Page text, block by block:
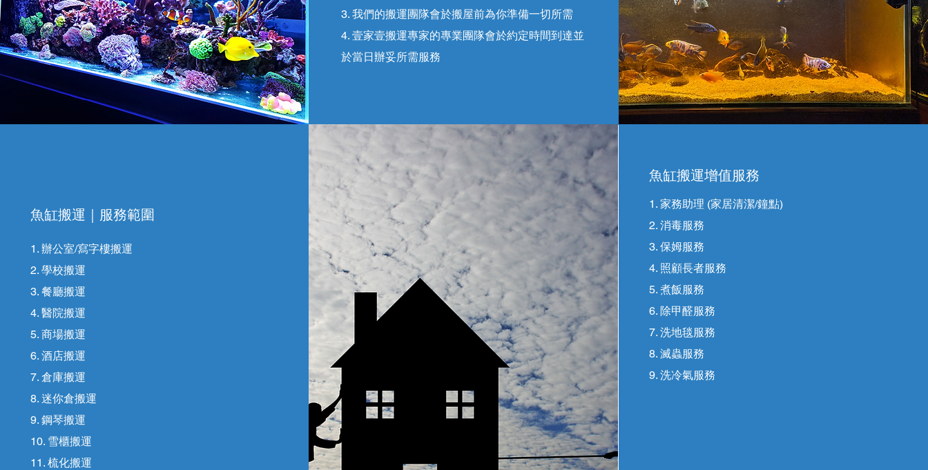
3. 我們的搬運團隊會於搬屋前為你準備一切所需
4. ​壹家壹搬運專家的專業團隊會於約定時間到達並
於當日辦妥所需服務
魚缸搬運｜ 服務範圍
1. 辦公室/寫字樓搬運
2. 學校搬運
3. 餐廳搬運
4. 醫院搬運
5. 商場搬運
6. 酒店搬運
7. 倉庫搬運
8. 迷你倉搬運
9. 鋼琴搬運
10. 雪櫃搬運
11. 梳化搬運
魚缸搬運增值服務
1. 家務助理 (家居清潔/鐘點)
2. 消毒服務
3. 保姆服務
4. 照顧長者服務
5. 煮飯服務
6. 除甲醛服務
7. 洗地毯服務
8. 滅蟲服務
9. 洗冷氣服務